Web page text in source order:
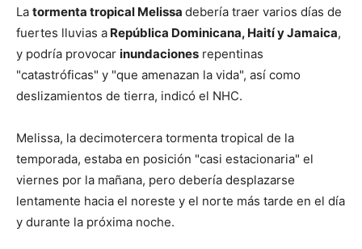
La tormenta tropical Melissa debería traer varios días de
fuertes lluvias a República Dominicana, Haití y Jamaica,
y podría provocar inundaciones repentinas
"catastróficas" y "que amenazan la vida", así como
deslizamientos de tierra, indicó el NHC.
Melissa, la decimotercera tormenta tropical de la
temporada, estaba en posición "casi estacionaria" el
viernes por la mañana, pero debería desplazarse
lentamente hacia el noreste y el norte más tarde en el día
y durante la próxima noche.